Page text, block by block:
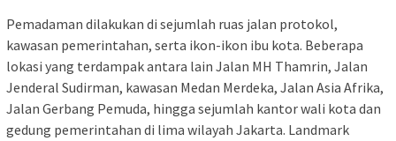
Pemadaman dilakukan di sejumlah ruas jalan protokol,
kawasan pemerintahan, serta ikon-ikon ibu kota. Beberapa
lokasi yang terdampak antara lain Jalan MH Thamrin, Jalan
Jenderal Sudirman, kawasan Medan Merdeka, Jalan Asia Afrika,
Jalan Gerbang Pemuda, hingga sejumlah kantor wali kota dan
gedung pemerintahan di lima wilayah Jakarta. Landmark